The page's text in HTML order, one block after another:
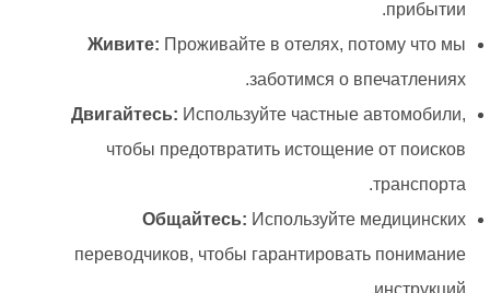
прибытии.
Живите: Проживайте в отелях, потому что мы
заботимся о впечатлениях.
Двигайтесь: Используйте частные автомобили,
чтобы предотвратить истощение от поисков
транспорта.
Общайтесь: Используйте медицинских
переводчиков, чтобы гарантировать понимание
инструкций.